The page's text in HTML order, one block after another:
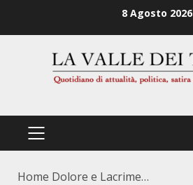
8 Agosto 2026
PRIMÄRES
Home Dolore e Lacrime…